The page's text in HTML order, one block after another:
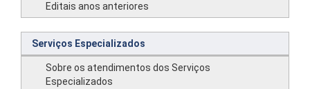
Editais anos anteriores
Serviços Especializados
Sobre os atendimentos dos Serviços
Especializados